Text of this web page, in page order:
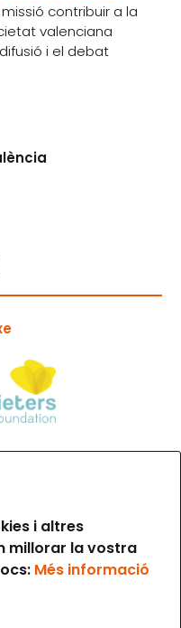
contribuir a la
valenciana
i el debat
i altres
millorar la vostra
Més informació